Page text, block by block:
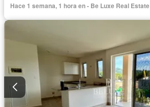
Vista panorámica
Seguridad Piscina
Hace 1 semana, 1 hora en - Be Luxe Real Estate